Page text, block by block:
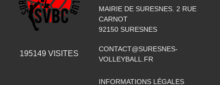
195149 VISITES
MAIRIE DE SURESNES. 2 RUE
CARNOT
92150 SURESNES
CONTACT@SURESNES-
VOLLEYBALL.FR
INFORMATIONS LÉGALES